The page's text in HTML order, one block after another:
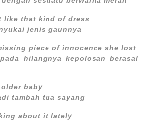
like that kind of dress
jenis gaunnya
piece of innocence she lost
hilangnya kepolosan berasal
older baby
tambah tua sayang
about it lately